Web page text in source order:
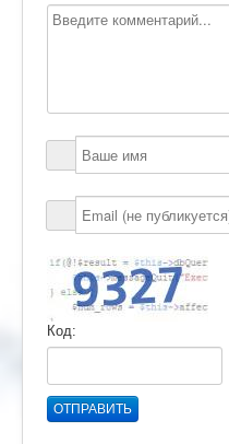
Код:
ОТПРАВИТЬ